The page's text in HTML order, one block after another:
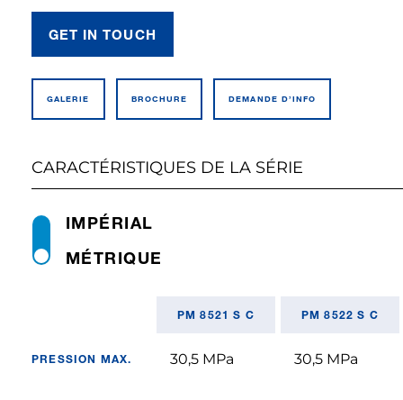
GET IN TOUCH
GALERIE BROCHURE DEMANDE D’INFO
CARACTÉRISTIQUES DE LA SÉRIE
MÉTRIQUE
IMPÉRIAL
PM 8521 S C PM 8522 S C
PRESSION MAX. 30,5 MPa 30,5 MPa